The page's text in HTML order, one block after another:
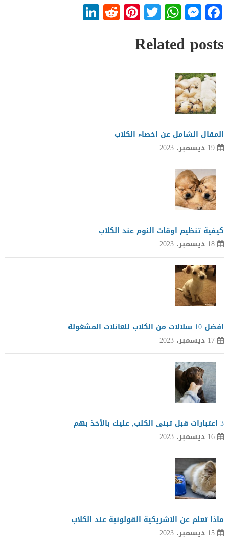
Facebook
Messenger
WhatsApp
Twitter
Pinterest
Reddit
Related posts
المقال الشامل عن اخصاء الكلاب
19 ديسمبر، 2023
كيفية تنظيم اوقات النوم عند الكلاب
18 ديسمبر، 2023
افضل 10 سلالات من الكلاب للعائلات المشغولة
17 ديسمبر، 2023
3 اعتبارات قبل تبنى الكلب, عليك بالأخذ بهم
16 ديسمبر، 2023
ماذا تعلم عن الاشريكية القولونية عند الكلاب
15 ديسمبر، 2023